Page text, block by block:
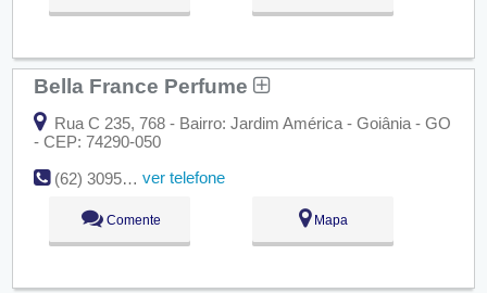
Bella France Perfume
Rua C 235, 768 - Bairro: Jardim América - Goiânia - GO
- CEP: 74290-050
(62) 3095-2026
ver telefone
Comente Mapa